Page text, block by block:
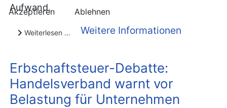
Aufwand.
Weiterlesen …
Erbschaftsteuer-Debatte:
Handelsverband warnt vor
Belastung für Unternehmen
Akzeptieren Ablehnen
Weitere Informationen